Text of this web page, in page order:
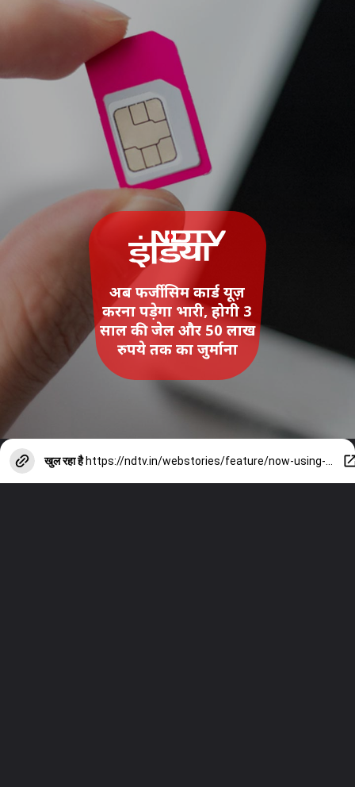
अब फर्जी सिम कार्ड यूज़
करना पड़ेगा भारी, होगी 3
साल की जेल और 50 लाख
रुपये तक का जुर्माना
खुल रहा है